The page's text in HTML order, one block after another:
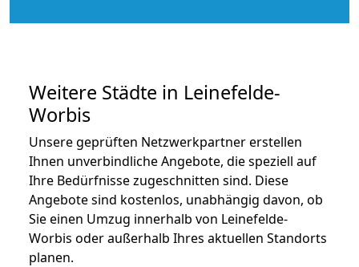
Weitere Städte in Leinefelde-
Worbis
Unsere geprüften Netzwerkpartner erstellen
Ihnen unverbindliche Angebote, die speziell auf
Ihre Bedürfnisse zugeschnitten sind. Diese
Angebote sind kostenlos, unabhängig davon, ob
Sie einen Umzug innerhalb von Leinefelde-
Worbis oder außerhalb Ihres aktuellen Standorts
planen.